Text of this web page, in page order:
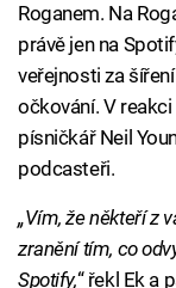
Roganem. Na
právě jen na
veřejnosti za
očkování. V
písničkář Neil
podcasteři.
„Vím, že někteří z
zranění tím, co
Spotify,“ řekl Ek a